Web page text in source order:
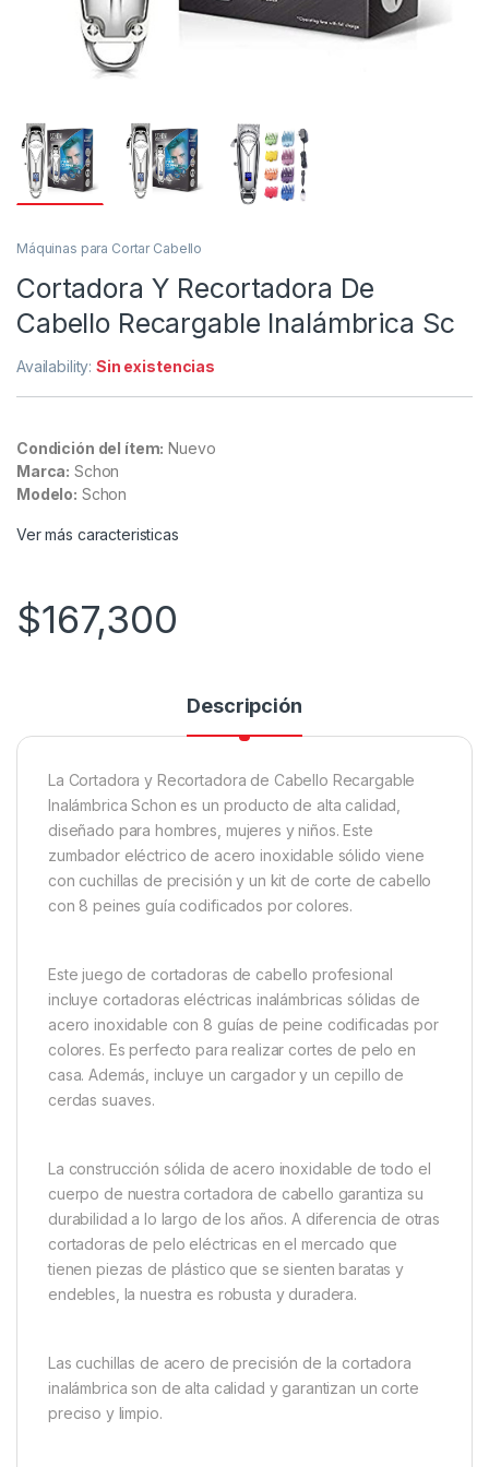
Máquinas para Cortar Cabello
Cortadora Y Recortadora De
Cabello Recargable Inalámbrica Sc
Availability:Sin existencias
Condición del ítem: Nuevo
Marca: Schon
Modelo: Schon
Ver más caracteristicas
$167,300
Descripción
La Cortadora y Recortadora de Cabello Recargable
Inalámbrica Schon es un producto de alta calidad,
diseñado para hombres, mujeres y niños. Este
zumbador eléctrico de acero inoxidable sólido viene
con cuchillas de precisión y un kit de corte de cabello
con 8 peines guía codificados por colores.
Este juego de cortadoras de cabello profesional
incluye cortadoras eléctricas inalámbricas sólidas de
acero inoxidable con 8 guías de peine codificadas por
colores. Es perfecto para realizar cortes de pelo en
casa. Además, incluye un cargador y un cepillo de
cerdas suaves.
La construcción sólida de acero inoxidable de todo el
cuerpo de nuestra cortadora de cabello garantiza su
durabilidad a lo largo de los años. A diferencia de otras
cortadoras de pelo eléctricas en el mercado que
tienen piezas de plástico que se sienten baratas y
endebles, la nuestra es robusta y duradera.
Las cuchillas de acero de precisión de la cortadora
inalámbrica son de alta calidad y garantizan un corte
preciso y limpio.